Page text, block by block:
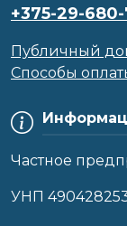
Частное
УНП
+375-29-
Публичный
Способы